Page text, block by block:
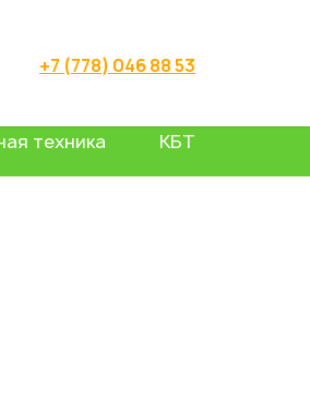
+7 (778) 046 88 53
техника КБТ